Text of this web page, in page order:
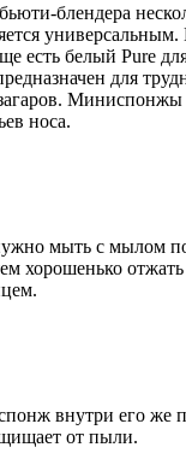
блендера
есть белый Pure
для
носа.
мыть с мылом
хорошенько
внутри его же
от пыли.